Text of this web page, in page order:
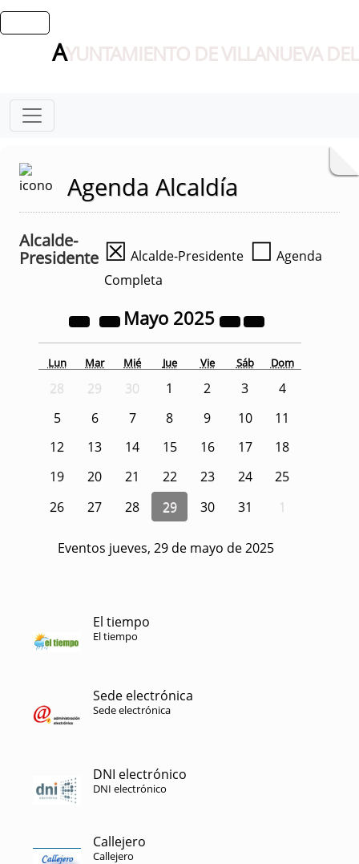
AYUNTAMIENTO DE VILLANUEVA
Agenda Alcaldía
Alcalde-
Presidente ☒ Alcalde-Presidente ☐ Agenda
Completa
Mayo 2025
Lun Mar Mié Jue Vie Sáb Dom
28 29 30 1 2 3
4
5
6 7 8 9 10
11
12
13 14 15 16 17
18
19
20 21 22 23 24
25
26
27 28 29 30 31 1
Eventos jueves, 29 de mayo de 2025
El tiempo
El tiempo
Sede electrónica
Sede electrónica
DNI electrónico
DNI electrónico
Callejero
Callejero